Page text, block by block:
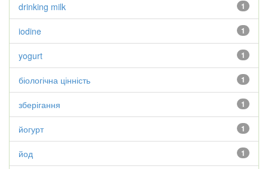
1
drinking milk
1
iodine
1
yogurt
1
біологічна цінність
1
зберігання
1
йогурт
1
йод